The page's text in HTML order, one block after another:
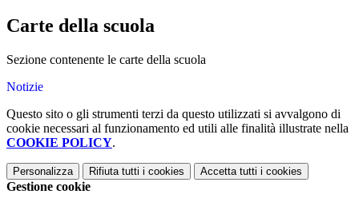
Carte della scuola
Sezione contenente le carte della scuola
Notizie
Questo sito o gli strumenti terzi da questo utilizzati si avvalgono di
cookie necessari al funzionamento ed utili alle finalità illustrate nella
COOKIE POLICY.
Personalizza Rifiuta tutti i cookies Accetta tutti i cookies
Gestione cookie